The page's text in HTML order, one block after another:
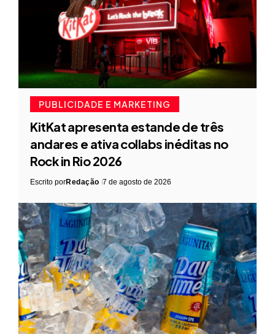
PUBLICIDADE E MARKETING
KitKat apresenta estande de três
andares e ativa collabs inéditas no
Rock in Rio 2026
Escrito porRedação 7 de agosto de 2026